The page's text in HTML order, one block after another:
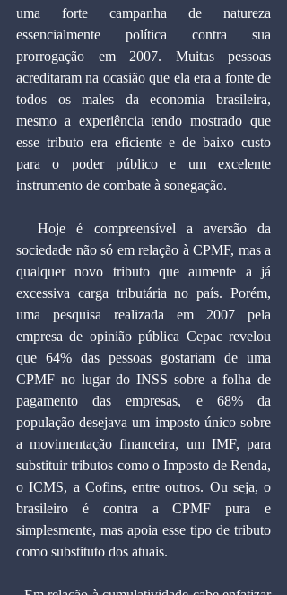
uma forte campanha de natureza
essencialmente política contra sua
prorrogação em 2007. Muitas pessoas
acreditaram na ocasião que ela era a fonte de
todos os males da economia brasileira,
mesmo a experiência tendo mostrado que
esse tributo era eficiente e de baixo custo
para o poder público e um excelente
instrumento de combate à sonegação.
  Hoje é compreensível a aversão da
sociedade não só em relação à CPMF, mas a
qualquer novo tributo que aumente a já
excessiva carga tributária no país. Porém,
uma pesquisa realizada em 2007 pela
empresa de opinião pública Cepac revelou
que 64% das pessoas gostariam de uma
CPMF no lugar do INSS sobre a folha de
pagamento das empresas, e 68% da
população desejava um imposto único sobre
a movimentação financeira, um IMF, para
substituir tributos como o Imposto de Renda,
o ICMS, a Cofins, entre outros. Ou seja, o
brasileiro é contra a CPMF pura e
simplesmente, mas apoia esse tipo de tributo
como substituto dos atuais.